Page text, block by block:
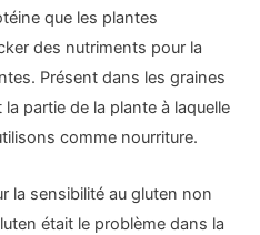
que les plantes
des nutriments pour la
Présent dans les graines
partie de la plante à laquelle
comme nourriture.
la sensibilité au gluten non
était le problème dans la